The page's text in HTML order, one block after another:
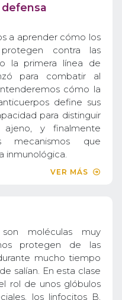
a aprender cómo los
contra las
la primera línea de
para combatir al
cómo la
define sus
para distinguir
y finalmente
mecanismos que
inmunológica.
VER MÁS
moléculas muy
protegen de las
mucho tiempo
salían. En esta clase
rol de unos glóbulos
los linfocitos B,